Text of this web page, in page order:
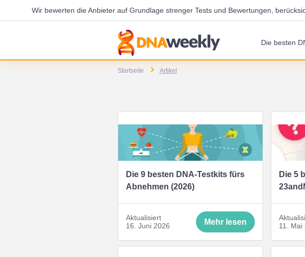
Wir bewerten die Anbieter auf Grundlage strenger Tests und Bewertungen,
Die besten
Startseite Artikel
Die 9 besten DNA-Testkits fürs
Abnehmen (2026)
Aktualisiert
16. Juni 2026
Mehr lesen
Die 5
11. Mai